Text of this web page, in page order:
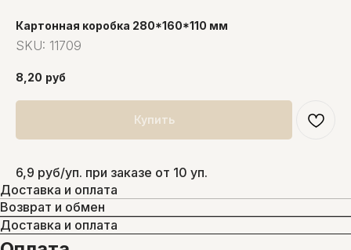
Картонная коробка 280*160*110 мм
SKU: 11709
8,20 руб
Купить
6,9 руб/уп. при заказе от 10 уп.
Доставка и оплата
Возврат и обмен
Доставка и оплата